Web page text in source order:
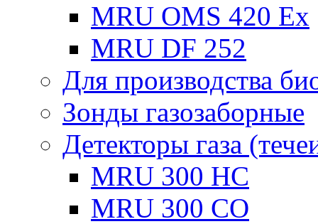
MRU OMS 420 Ex
MRU DF 252
Для производства
Зонды газозаборные
Детекторы газа
MRU 300 HC
MRU 300 CO